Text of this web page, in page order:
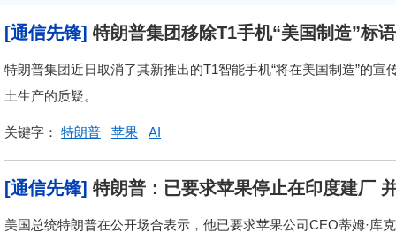
[通信先锋] 特朗普集团移除T1手机“美国制造”标
特朗普集团近日取消了其新推出的T1智能手机“将在美国制造”的
土生产的质疑。
关键字： 特朗普 苹果 AI
[通信先锋] 特朗普：已要求苹果停止在印度建厂
美国总统特朗普在公开场合表示，他已要求苹果公司CEO蒂姆·库